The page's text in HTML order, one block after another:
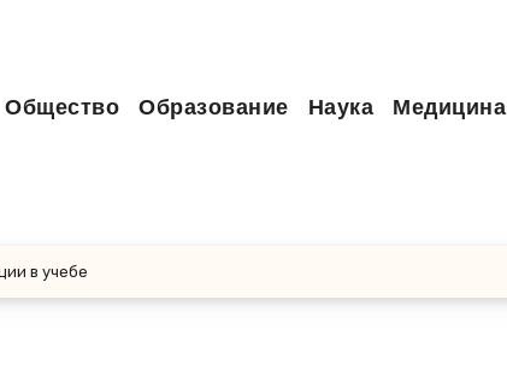
Общество Образование Наука Медицина
в учебе